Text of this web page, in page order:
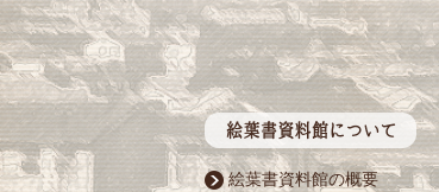
絵葉書資料館の概要